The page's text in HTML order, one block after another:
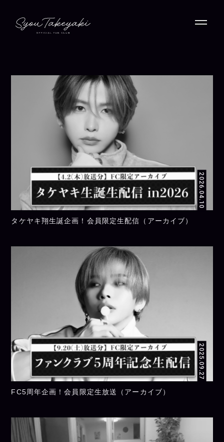
2026.04.10
タケヤキ翔生誕企画！会員限定生配信（アーカイブ）
2025.09.27
FC5周年企画！会員限定生放送（アーカイブ）